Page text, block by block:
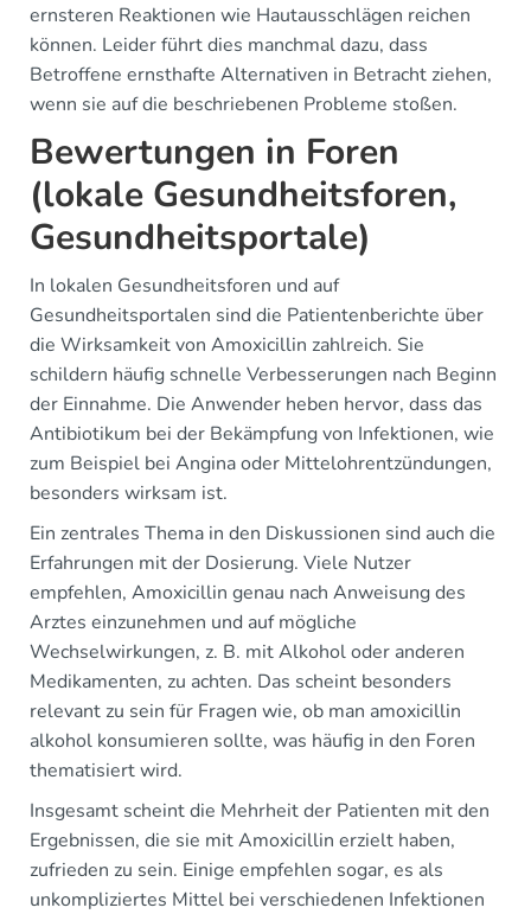
ernsteren Reaktionen wie Hautausschlägen reichen
können. Leider führt dies manchmal dazu, dass
Betroffene ernsthafte Alternativen in Betracht ziehen,
wenn sie auf die beschriebenen Probleme stoßen.
Bewertungen in Foren
(lokale Gesundheitsforen,
Gesundheitsportale)
In lokalen Gesundheitsforen und auf
Gesundheitsportalen sind die Patientenberichte über
die Wirksamkeit von Amoxicillin zahlreich. Sie
schildern häufig schnelle Verbesserungen nach Beginn
der Einnahme. Die Anwender heben hervor, dass das
Antibiotikum bei der Bekämpfung von Infektionen, wie
zum Beispiel bei Angina oder Mittelohrentzündungen,
besonders wirksam ist.
Ein zentrales Thema in den Diskussionen sind auch die
Erfahrungen mit der Dosierung. Viele Nutzer
empfehlen, Amoxicillin genau nach Anweisung des
Arztes einzunehmen und auf mögliche
Wechselwirkungen, z. B. mit Alkohol oder anderen
Medikamenten, zu achten. Das scheint besonders
relevant zu sein für Fragen wie, ob man amoxicillin
alkohol konsumieren sollte, was häufig in den Foren
thematisiert wird.
Insgesamt scheint die Mehrheit der Patienten mit den
Ergebnissen, die sie mit Amoxicillin erzielt haben,
zufrieden zu sein. Einige empfehlen sogar, es als
unkompliziertes Mittel bei verschiedenen Infektionen